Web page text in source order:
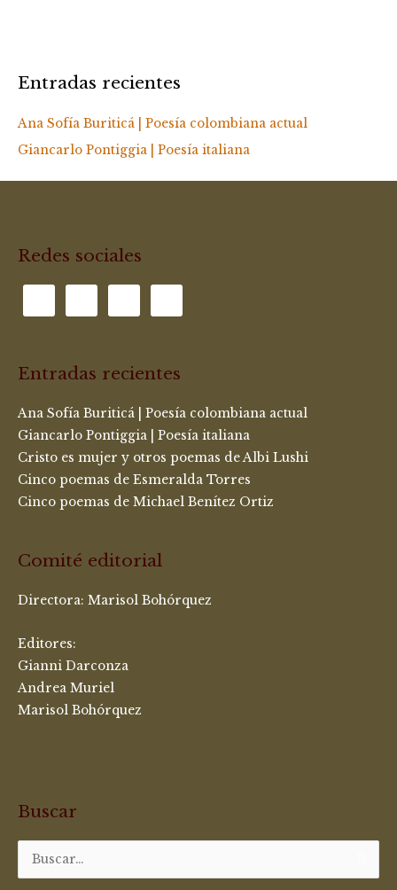
Entradas recientes
Ana Sofía Buriticá | Poesía colombiana actual
Giancarlo Pontiggia | Poesía italiana
Redes sociales
Entradas recientes
Ana Sofía Buriticá | Poesía colombiana actual
Giancarlo Pontiggia | Poesía italiana
Cristo es mujer y otros poemas de Albi Lushi
Cinco poemas de Esmeralda Torres
Cinco poemas de Michael Benítez Ortiz
Comité editorial
Directora: Marisol Bohórquez
Editores:
Gianni Darconza
Andrea Muriel
Marisol Bohórquez
Buscar
Buscar